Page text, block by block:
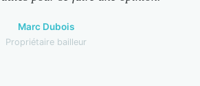
Marc Dubois
Propriétaire bailleur